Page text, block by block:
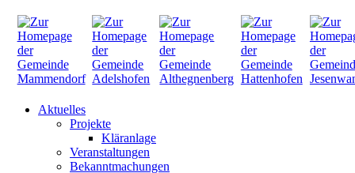
Aktuelles
Projekte
Kläranlage
Veranstaltungen
Bekanntmachungen